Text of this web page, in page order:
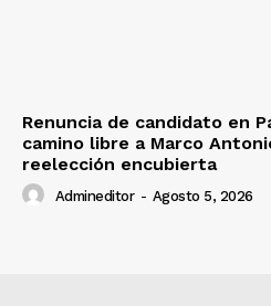
Renuncia de candidato en
camino libre a Marco
reelección encubierta
Admineditor - Agosto 5, 2026